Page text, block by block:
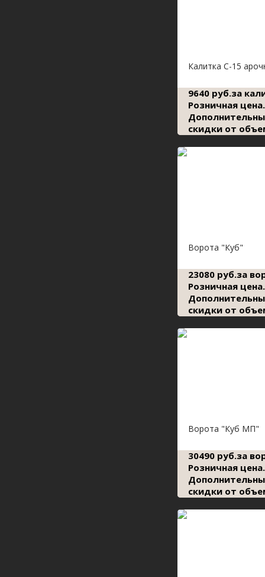
Калитка С-15
9640 руб.за
Розничная цена.
скидки от
Ворота "Куб"
23080 руб.за
Розничная цена.
скидки от
Ворота "Куб МП"
30490 руб.за
Розничная цена.
скидки от